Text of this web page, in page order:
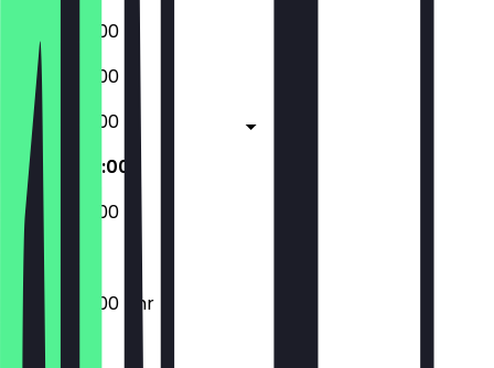
09:00 - 22:00
09:00 - 22:00
09:00 - 22:00
09:00 - 22:00
09:00 - 22:00
09:00 - 22:00 Uhr